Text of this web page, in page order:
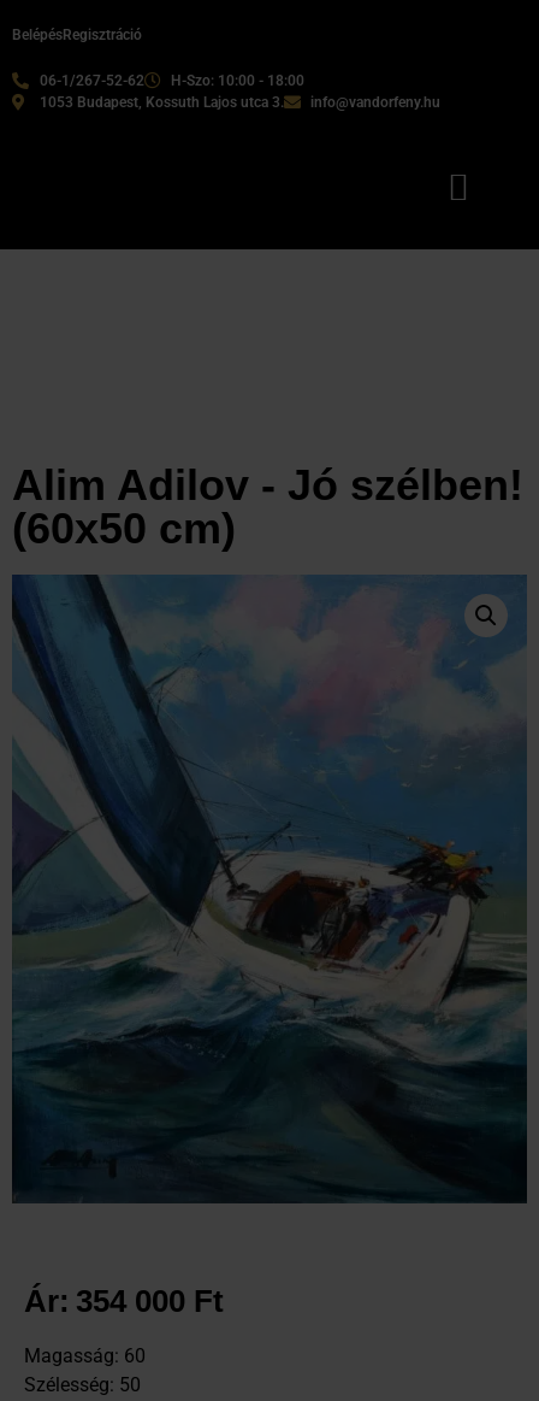
06-1/267-52-62
H-Szo: 10:00 - 18:00
1053 Budapest, Kossuth Lajos utca 3.
info@vandorfeny.hu
BelépésRegisztráció
Alim Adilov - Jó szélben!
(60x50 cm)
Ár: 354 000 Ft
Magasság: 60
Szélesség: 50